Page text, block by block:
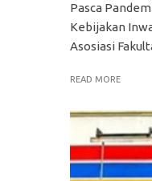
Pasca
Kebijakan
Asosiasi
READ MORE